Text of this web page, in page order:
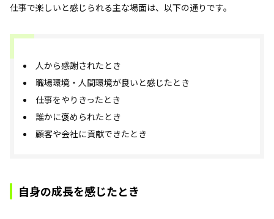
仕事で楽しいと感じられる主な場面は、以下の通りです。
人から感謝されたとき
職場環境・人間環境が良いと感じたとき
仕事をやりきったとき
誰かに褒められたとき
顧客や会社に貢献できたとき
自身の成長を感じたとき